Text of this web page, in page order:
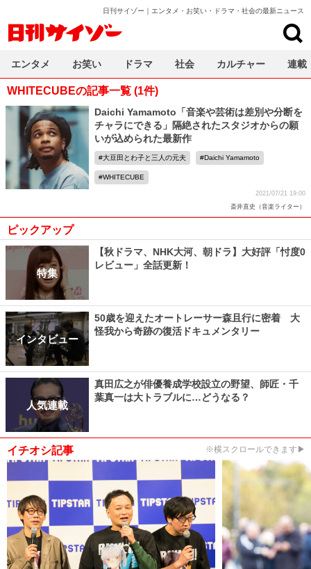
日刊サイゾー｜エンタメ・お笑い・ドラマ・社会の最新ニュース
WHITECUBEの記事一覧 (1件)
Daichi Yamamoto「音楽や芸術は差別や分断を
チャラにできる」隔絶されたスタジオからの願
いが込められた最新作
大豆田とわ子と三人の元夫 Daichi Yamamoto
WHITECUBE
2021/07/21 19:00
斎井直史（音楽ライター）
ピックアップ
特集
【秋ドラマ、NHK大河、朝ドラ】大好評「忖度0
レビュー」全話更新！
インタビュー
50歳を迎えたオートレーサー森且行に密着 大
怪我から奇跡の復活ドキュメンタリー
人気連載
真田広之が俳優養成学校設立の野望、師匠・千
葉真一は大トラブルに…どうなる？
イチオシ記事 ※横スクロールできます▶
エンタメ お笑い ドラマ 社会 カルチャー 連載